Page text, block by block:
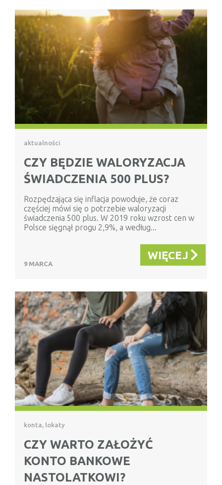
aktualności
CZY BĘDZIE WALORYZACJA
ŚWIADCZENIA 500 PLUS?
Rozpędzająca się inflacja powoduje, że coraz
częściej mówi się o potrzebie waloryzacji
świadczenia 500 plus. W 2019 roku wzrost cen w
Polsce sięgnął progu 2,9%, a według...
9 MARCA
WIĘCEJ
konta, lokaty
CZY WARTO ZAŁOŻYĆ
KONTO BANKOWE
NASTOLATKOWI?